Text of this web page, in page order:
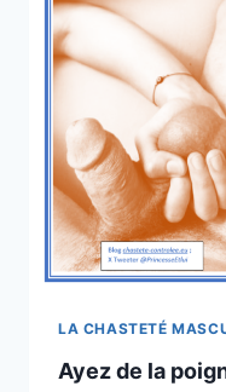
LA CHASTETÉ
Ayez de la